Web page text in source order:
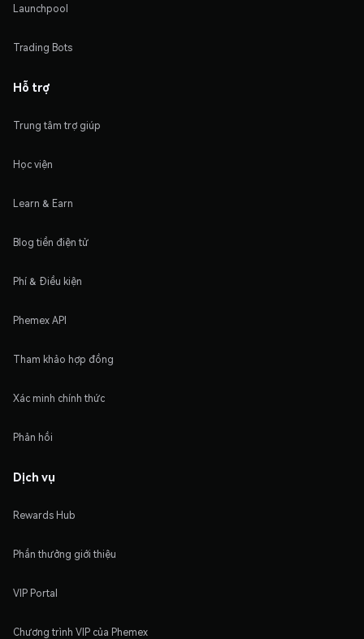
Launchpool
Trading Bots
Hỗ trợ
Trung tâm trợ giúp
Học viện
Learn & Earn
Blog tiền điện tử
Phí & Điều kiện
Phemex API
Tham khảo hợp đồng
Xác minh chính thức
Phản hồi
Dịch vụ
Rewards Hub
Phần thưởng giới thiệu
VIP Portal
Chương trình VIP của Phemex